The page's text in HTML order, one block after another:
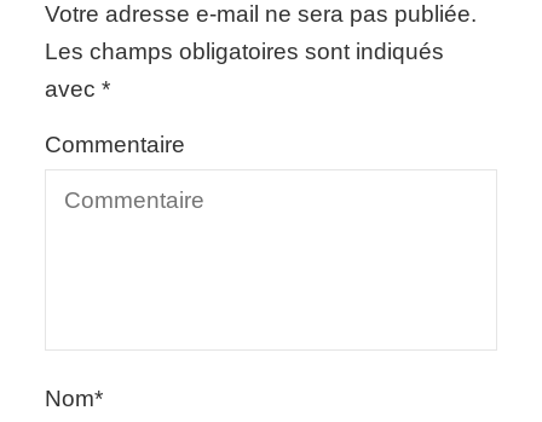
Votre adresse e-mail ne sera pas publiée.
Les champs obligatoires sont indiqués
avec*
Commentaire
Nom*